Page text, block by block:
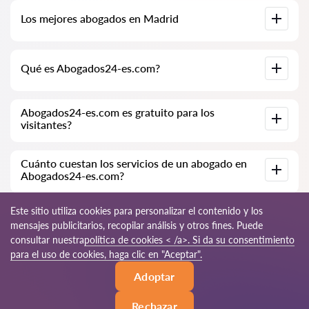
especialmente para usted. Biografías completas de los
abogados con números de teléfono.
Los mejores abogados en Madrid
información completa. Precios, opiniones, números de
teléfono y direcciones.
Qué es Abogados24-es.com?
Ayudamos a personas físicas y jurídicas, así como a empresas
extranjeras.
Abogados24-es.com es gratuito para los
visitantes?
sin embargo, los servicios y consultas prestados por los
abogados son de pago.
Cuánto cuestan los servicios de un abogado en
Abogados24-es.com?
El costo de la consulta y los servicios de nuestros
especialistas depende de la complejidad de la cuestión y del
volumen de trabajo; normalmente, la consulta por teléfono
(en línea) varía de 70 a 150 EUR. El costo del contrato se
discute de forma individual.© 2026 Abogados24-es.com
Mapa del sitio
Este sitio utiliza cookies para personalizar el contenido y los
mensajes publicitarios, recopilar análisis y otros fines. Puede
consultar nuestrapolítica de cookies < /a>. Si da su consentimiento
para el uso de cookies, haga clic en "Aceptar".
Adoptar
Rechazar